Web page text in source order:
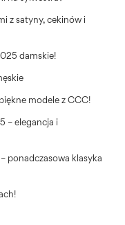
z satyny, cekinów i
damskie!
modele z CCC!
– elegancja i
ponadczasowa klasyka